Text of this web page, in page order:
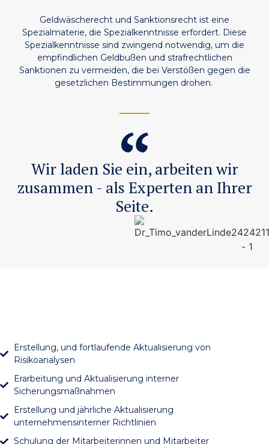
Geldwäscherecht und Sanktionsrecht ist eine
Spezialmaterie, die Spezialkenntnisse erfordert. Diese
Spezialkenntnisse sind zwingend notwendig, um die
empfindlichen Geldbußen und strafrechtlichen
Sanktionen zu vermeiden, die bei Verstößen gegen die
gesetzlichen Bestimmungen drohen.
Wir laden Sie ein, arbeiten wir
zusammen - als Experten an Ihrer
Seite.
Erstellung, und fortlaufende Aktualisierung von
Risikoanalysen
Erarbeitung und Aktualisierung interner
Sicherungsmaßnahmen
Erstellung und jährliche Aktualisierung
unternehmensinterner Richtlinien
Schulung der Mitarbeiterinnen und Mitarbeiter